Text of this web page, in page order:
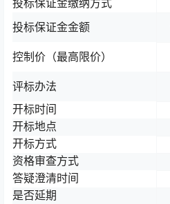
投标保证金缴纳方式
投标保证金金额
控制价（最高限价）
评标办法
开标时间
开标地点
开标方式
资格审查方式
答疑澄清时间
是否延期